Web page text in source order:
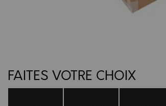
FAITES VOTRE CHOIX